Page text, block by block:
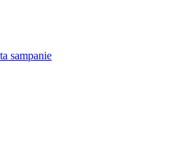
sampanie